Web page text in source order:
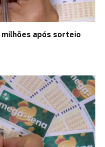
milhões após sorteio